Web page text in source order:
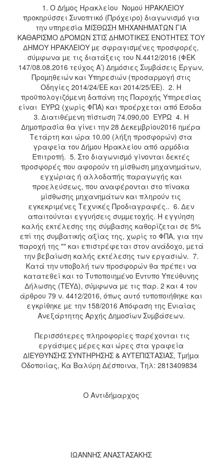
2020
2019
2018
2017
2016
2015
2013
ΠΟΛΙΤΙΣΜΟΣ
ΑΝΘΕΚΤΙΚΗ
1. Ο ∆ήµος Ηρακλείου Νοµού ΗΡΑΚΛΕΙΟΥ
προκηρύσσει Συνοπτικό (Πρόχειρο) διαγωνισµό για
την υπηρεσία ΜΙΣΘΩΣΗ ΜΗΧΑΝΗΜΑΤΩΝ ΓΙΑ
ΚΑΘΑΡΙΣΜΟ ∆ΡΟΜΩΝ ΣΤΙΣ ∆ΗΜΟΤΙΚΕΣ ΕΝΟΤΗΤΕΣ ΤΟΥ
∆ΗΜΟΥ ΗΡΑΚΛΕΙΟΥ µε σφραγισµένες προσφορές,
σύµφωνα µε τις διατάξεις του Ν.4412/2016 (ΦΕΚ
147/08.08.2016 τεύχος Α’) ∆ηµόσιες Συµβάσεις Έργων,
Προµηθειών και Υπηρεσιών (προσαρµογή στις
Οδηγίες 2014/24/ΕΕ και 2014/25/ΕΕ). 2. Η
προϋπολογιζόµενη δαπάνη της Παροχής Υπηρεσίας
είναι ΕΥΡΩ (χωρίς ΦΠΑ) και προέρχεται από Εσοδα
3. ∆ιατιθέµενη πίστωση 74.090,00 ΕΥΡΩ 4. Η
∆ηµοπρασία θα γίνει την 28 ∆εκεµβρίου2016 ηµέρα
Τετάρτη και ώρα 10.00 (λήξη προσφορών) στα
γραφεία του ∆ήµου Ηρακλείου από αρµόδια
Επιτροπή. 5. Στο διαγωνισµό γίνονται δεκτές
προσφορές που αφορούν τη µίσθωση µηχανηµάτων,
εγχώριας ή αλλοδαπής παραγωγής και
προελεύσεως, που αναφέρονται στο πίνακα
µίσθωσης µηχανηµάτων και πληρούν τις
εγκεκριµένες Τεχνικές Προδιαγραφές.. 6. ∆εν
απαιτούνται εγγυήσεις συµµετοχής. Η εγγύηση
καλής εκτέλεσης της σύµβασης καθορίζεται σε 5%
επί της συµβατικής αξίας της, χωρίς το ΦΠΑ, για την
παροχή της "" και επιστρέφεται στον ανάδοχο, µετά
την βεβαίωση καλής εκτέλεσης των εργασιών. 7.
Κατά την υποβολή των προσφορών θα πρέπει να
κατατεθεί και το Τυποποιηµένο Έντυπο Υπεύθυνης
∆ήλωσης (ΤΕΥ∆), σύµφωνα µε τις παρ. 2 και 4 του
άρθρου 79 ν. 4412/2016, όπως αυτό τυποποιήθηκε και
εγκρίθηκε µε την 158/2016 Απόφαση της Ενιαίας
Ανεξάρτητης Αρχής ∆ηµοσίων Συµβάσεων.
Περισσότερες πληροφορίες παρέχονται τις
εργάσιµες µέρες και ώρες στα γραφεία
∆ΙΕΥΘΥΝΣΗΣ ΣΥΝΤΗΡΗΣΗΣ & ΑΥΤΕΠΙΣΤΑΣΙΑΣ, Τµήµα
Οδοποιίας, Κα Βαλύρη ∆έσποινα, Τηλ: 2813409834
Ο Αντιδήµαρχος
ΙΩΑΝΝΗΣ ΑΝΑΣΤΑΣΑΚΗΣ